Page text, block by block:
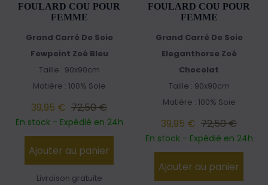
FOULARD COU POUR
FEMME
Grand Carré De Soie
Fewpoint Zoé Bleu
Taille : 90x90cm
Matière : 100% Soie
39,95 € 72,50 €
En stock - Expédié en 24h
Ajouter au panier
Livraison gratuite
FOULARD COU POUR
FEMME
Grand Carré De Soie
Eleganthorse Zoé
Chocolat
Taille : 90x90cm
Matière : 100% Soie
39,95 € 72,50 €
En stock - Expédié en 24h
Ajouter au panier